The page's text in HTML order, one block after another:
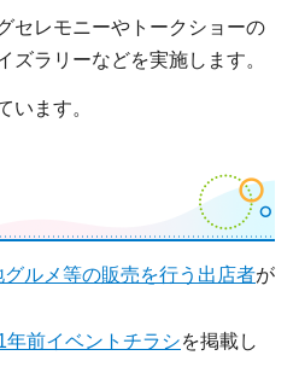
セレモニーやトークショーの
ズラリーなどを実施します。
います。
グルメ等の販売を行う出店者が
年前イベントチラシを掲載し